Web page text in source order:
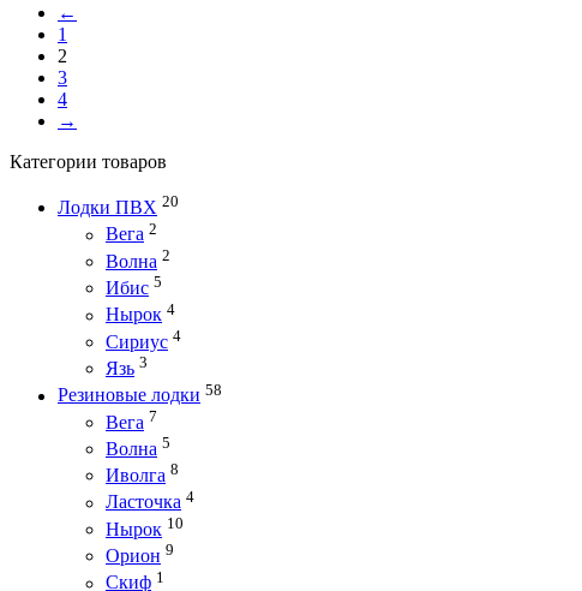
←
1
2
3
4
→
Категории товаров
Лодки ПВХ 20
Вега 2
Волна 2
Ибис 5
Нырок 4
Сириус 4
Язь 3
Резиновые лодки 58
Вега 7
Волна 5
Иволга 8
Ласточка 4
Нырок 10
Орион 9
Скиф 1